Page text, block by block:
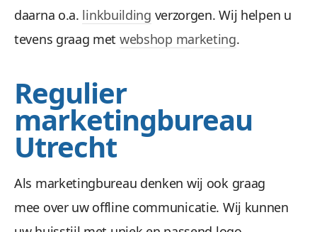
daarna o.a. linkbuilding verzorgen. Wij helpen u
tevens graag met webshop marketing.
Regulier
marketingbureau
Utrecht
Als marketingbureau denken wij ook graag
mee over uw offline communicatie. Wij kunnen